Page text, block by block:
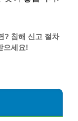
? 침해 신고 절차
으세요!